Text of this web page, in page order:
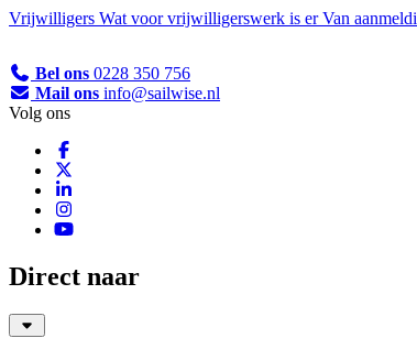
Vrijwilligers Wat voor vrijwilligerswerk is er Van
Bel ons 0228 350 756
Mail ons info@sailwise.nl
Volg ons
Direct naar